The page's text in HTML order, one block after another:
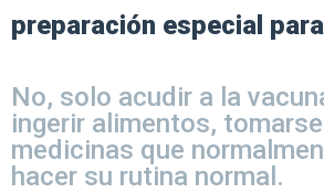
preparación especial
No, solo acudir a la
ingerir alimentos,
medicinas que
hacer su rutina normal.